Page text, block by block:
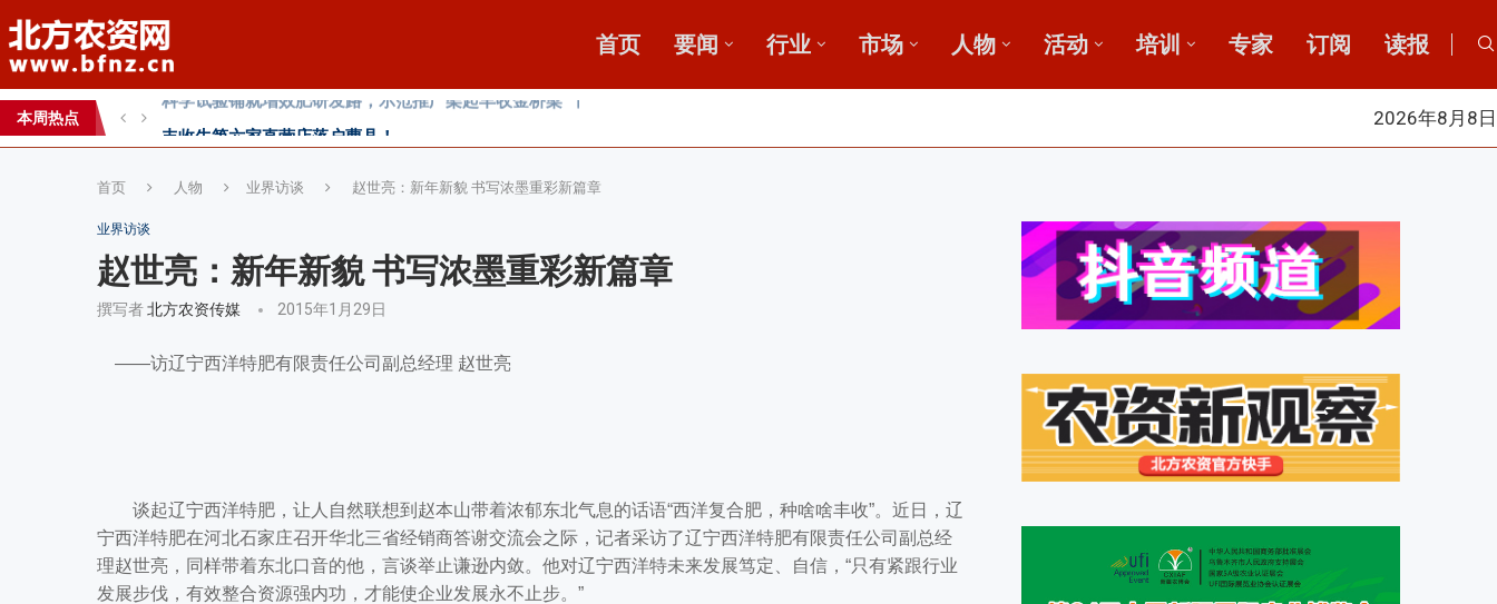
首页 要闻 行业 市场 人物 活动 培训 专家 订阅 读报
本周热点
心连心助力黄淮海小麦水肥一体化技术落地推广
全国农技推广中心高产示范田测产观摩会见证鄂中肥效
2026年8月8日
首页 人物 业界访谈 赵世亮：新年新貌 书写浓墨重彩新篇章
业界访谈
赵世亮：新年新貌 书写浓墨重彩新篇章
撰写者北方农资传媒 2015年1月29日
——访辽宁西洋特肥有限责任公司副总经理 赵世亮
谈起辽宁西洋特肥，让人自然联想到赵本山带着浓郁东北气息的话语“西洋复合肥，种啥啥丰收”。近日，辽
宁西洋特肥在河北石家庄召开华北三省经销商答谢交流会之际，记者采访了辽宁西洋特肥有限责任公司副总经
理赵世亮，同样带着东北口音的他，言谈举止谦逊内敛。他对辽宁西洋特未来发展笃定、自信，“只有紧跟行业
发展步伐，有效整合资源强内功，才能使企业发展永不止步。”